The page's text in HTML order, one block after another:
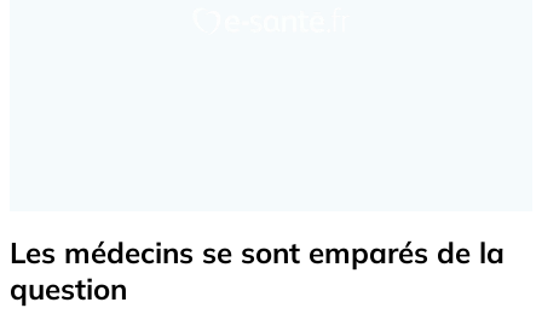
Les médecins se sont emparés de la
question